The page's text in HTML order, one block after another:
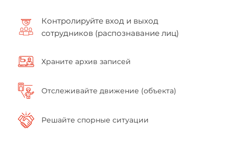
Контролируйте вход и выход
сотрудников (распознавание лиц)
Храните архив записей
Отслеживайте движение (объекта)
Решайте спорные ситуации